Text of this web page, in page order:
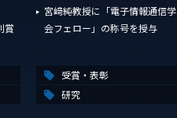
賞
宮﨑純教授に「電子情報通信学
会フェロー」の称号を授与
受賞・表彰
研究